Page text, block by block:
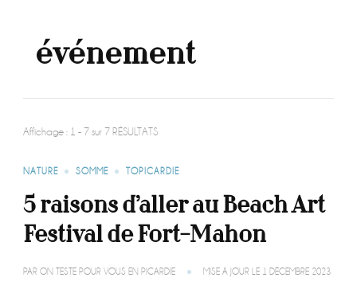
événement
Affichage : 1 - 7 sur 7 RÉSULTATS
NATURE SOMME TOPICARDIE
5 raisons d’aller au Beach Art
Festival de Fort-Mahon
PAR ON TESTE POUR VOUS EN PICARDIE MISE À JOUR LE 1 DÉCEMBRE 2023